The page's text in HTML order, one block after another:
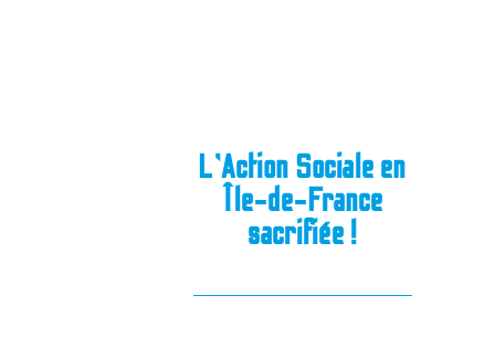
L’Action Sociale en
Île-de-France
sacrifiée !